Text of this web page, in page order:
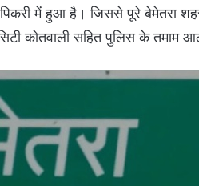
पिकरी में हुआ है। जिससे पूरे बेमेतरा
कोतवाली सहित पुलिस के तमाम